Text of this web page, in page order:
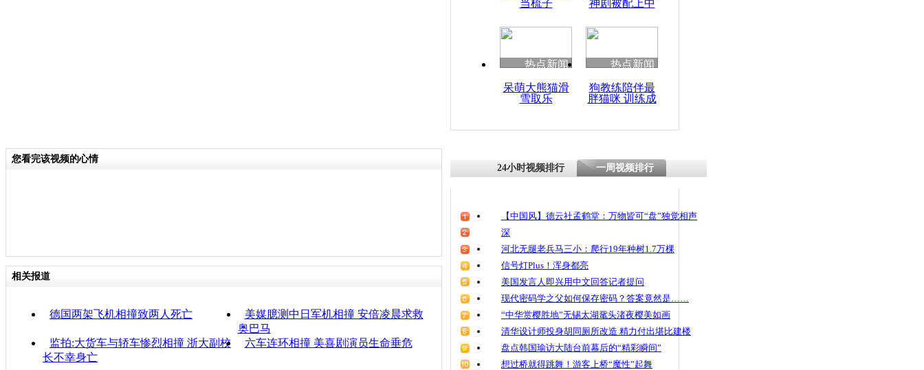
魂
当梳子
神剧被配上中
热点新闻
呆萌大熊猫滑
雪取乐
热点新闻
狗教练陪伴最
胖猫咪 训练成
您看完该视频的心情
相关报道
德国两架飞机相撞致两人死亡
美媒臆测中日军机相撞 安倍凌晨求救
奥巴马
监拍:大货车与轿车惨烈相撞 浙大副校
长不幸身亡
六车连环相撞 美喜剧演员生命垂危
24小时视频排行 一周视频排行
【中国风】德云社孟鹤堂：万物皆可“盘”独觉相声
深
河北无腿老兵马三小：爬行19年种树1.7万棵
信号灯Plus！浑身都亮
美国发言人即兴用中文回答记者提问
现代密码学之父如何保存密码？答案竟然是……
“中华赏樱胜地”无锡太湖鼋头渚夜樱美如画
清华设计师投身胡同厕所改造 精力付出堪比建楼
盘点韩国瑜访大陆台前幕后的“精彩瞬间”
想过桥就得跳舞！游客上桥“魔性”起舞